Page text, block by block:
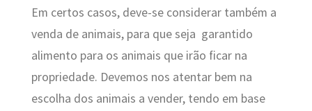
Em certos casos, deve-se considerar também a
venda de animais, para que seja garantido
alimento para os animais que irão ficar na
propriedade. Devemos nos atentar bem na
escolha dos animais a vender, tendo em base